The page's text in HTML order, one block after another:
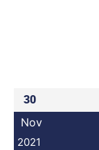
30
Nov
2021